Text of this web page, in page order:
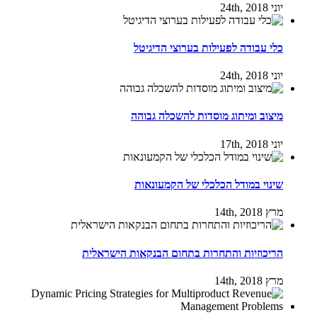
יוני 24th, 2018
כלי עבודה לפעילות בערוצי הדיגיטל
יוני 24th, 2018
מיצוב ומיתוג מוסדות להשכלה גבוהה
יוני 17th, 2018
שינוי במודל הכלכלי של הקמעונאות
מרץ 14th, 2018
הריכוזיות והתחרות בתחום הבנקאות הישראלית
מרץ 14th, 2018